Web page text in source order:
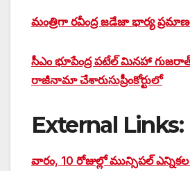
మంత్రిగా రవీంద్ర జడేజా భార్య
సీఎం భూపేంద్ర పటేల్ మినహా గుజరాత్
రాజీనామా చేశారుసుప్రీంకోర్టులో
External Links:
వారం, 10 రోజుల్లో మున్సిపల్